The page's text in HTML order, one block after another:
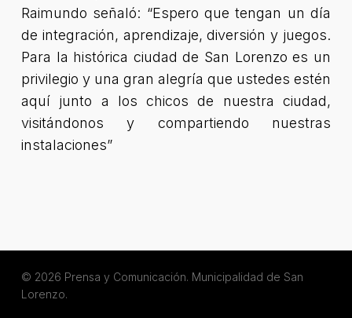
Raimundo señaló: “Espero que tengan un día
de integración, aprendizaje, diversión y juegos.
Para la histórica ciudad de San Lorenzo es un
privilegio y una gran alegría que ustedes estén
aquí junto a los chicos de nuestra ciudad,
visitándonos y compartiendo nuestras
instalaciones”
© 2026 Prensa y Comunicación. Municipalidad de San
Lorenzo.